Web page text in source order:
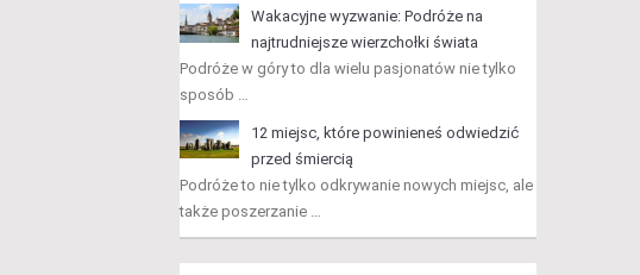
Wakacyjne wyzwanie: Podróże na
najtrudniejsze wierzchołki świata
Podróże w góry to dla wielu pasjonatów nie tylko
sposób …
12 miejsc, które powinieneś odwiedzić
przed śmiercią
Podróże to nie tylko odkrywanie nowych miejsc, ale
także poszerzanie …